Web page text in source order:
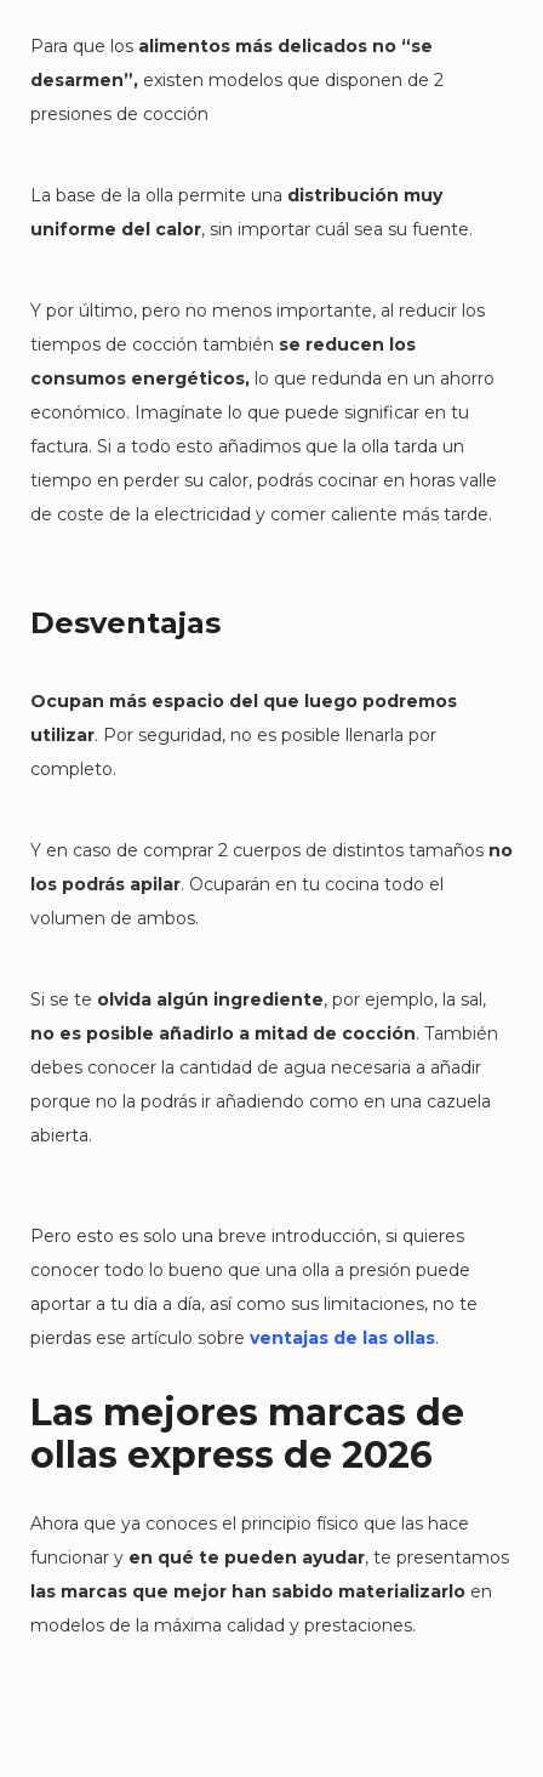
Para que los alimentos más delicados no “se
desarmen”, existen modelos que disponen de 2
presiones de cocción
La base de la olla permite una distribución muy
uniforme del calor, sin importar cuál sea su fuente.
Y por último, pero no menos importante, al reducir los
tiempos de cocción también se reducen los
consumos energéticos, lo que redunda en un ahorro
económico. Imagínate lo que puede significar en tu
factura. Si a todo esto añadimos que la olla tarda un
tiempo en perder su calor, podrás cocinar en horas valle
de coste de la electricidad y comer caliente más tarde.
Desventajas
Ocupan más espacio del que luego podremos
utilizar. Por seguridad, no es posible llenarla por
completo.
Y en caso de comprar 2 cuerpos de distintos tamaños no
los podrás apilar. Ocuparán en tu cocina todo el
volumen de ambos.
Si se te olvida algún ingrediente, por ejemplo, la sal,
no es posible añadirlo a mitad de cocción. También
debes conocer la cantidad de agua necesaria a añadir
porque no la podrás ir añadiendo como en una cazuela
abierta.
Pero esto es solo una breve introducción, si quieres
conocer todo lo bueno que una olla a presión puede
aportar a tu día a día, así como sus limitaciones, no te
pierdas ese artículo sobre ventajas de las ollas.
Las mejores marcas de
ollas express de 2026
Ahora que ya conoces el principio físico que las hace
funcionar y en qué te pueden ayudar, te presentamos
las marcas que mejor han sabido materializarlo en
modelos de la máxima calidad y prestaciones.